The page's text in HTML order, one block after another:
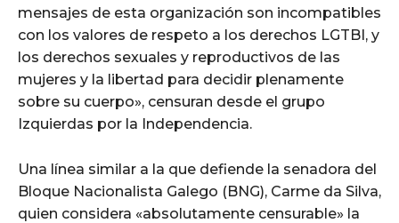
mensajes de esta organización son incompatibles
con los valores de respeto a los derechos LGTBI, y
los derechos sexuales y reproductivos de las
mujeres y la libertad para decidir plenamente
sobre su cuerpo», censuran desde el grupo
Izquierdas por la Independencia.
Una línea similar a la que defiende la senadora del
Bloque Nacionalista Galego (BNG), Carme da Silva,
quien considera «absolutamente censurable» la